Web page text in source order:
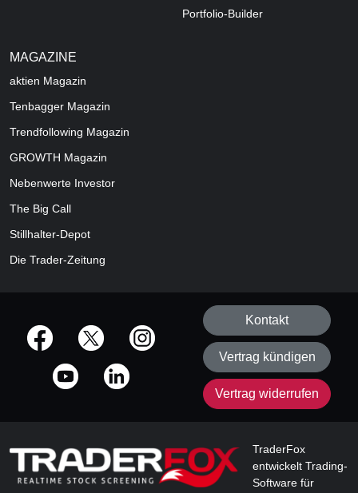
Portfolio-Builder
MAGAZINE
aktien Magazin
Tenbagger Magazin
Trendfollowing Magazin
GROWTH Magazin
Nebenwerte Investor
The Big Call
Stillhalter-Depot
Die Trader-Zeitung
offizielle Social Media-Accounts
Kontakt
Vertrag kündigen
Vertrag widerrufen
TraderFox
entwickelt Trading-
Software für